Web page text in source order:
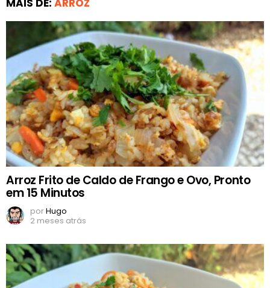
Arroz Frito de Caldo de Frango e Ovo, Pronto
em 15 Minutos
porHugo
2 meses atrás